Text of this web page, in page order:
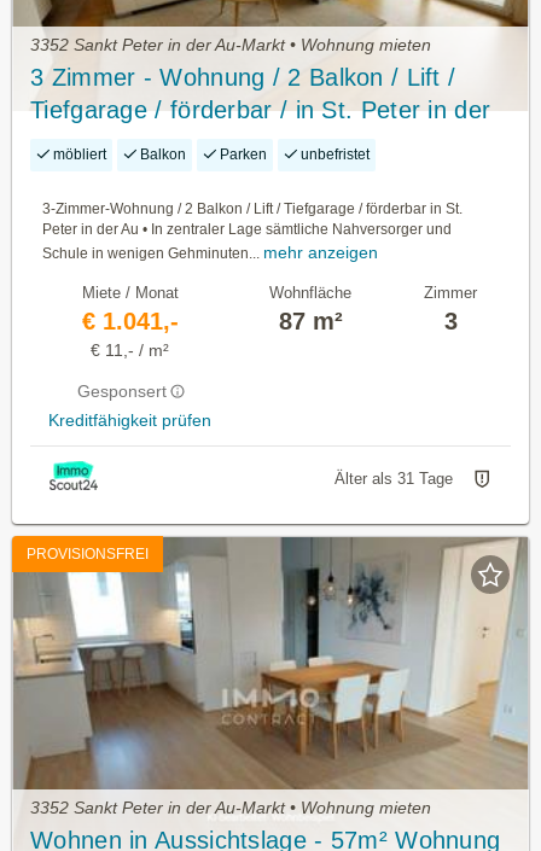
3352 Sankt Peter in der Au-Markt • Wohnung mieten
3 Zimmer - Wohnung / 2 Balkon / Lift /
Tiefgarage / förderbar / in St. Peter in der
Au möbliert Balkon Parken unbefristet
3-Zimmer-Wohnung / 2 Balkon / Lift / Tiefgarage / förderbar in St.
Peter in der Au • In zentraler Lage sämtliche Nahversorger und
Schule in wenigen Gehminuten...
mehr anzeigen
Miete / Monat
€ 1.041,-
€ 11,- / m²
Gesponsert
Kreditfähigkeit prüfen
Wohnfläche
87 m²
Zimmer
3
Älter als 31 Tage
PROVISIONSFREI
3352 Sankt Peter in der Au-Markt • Wohnung mieten
Wohnen in Aussichtslage - 57m² Wohnung